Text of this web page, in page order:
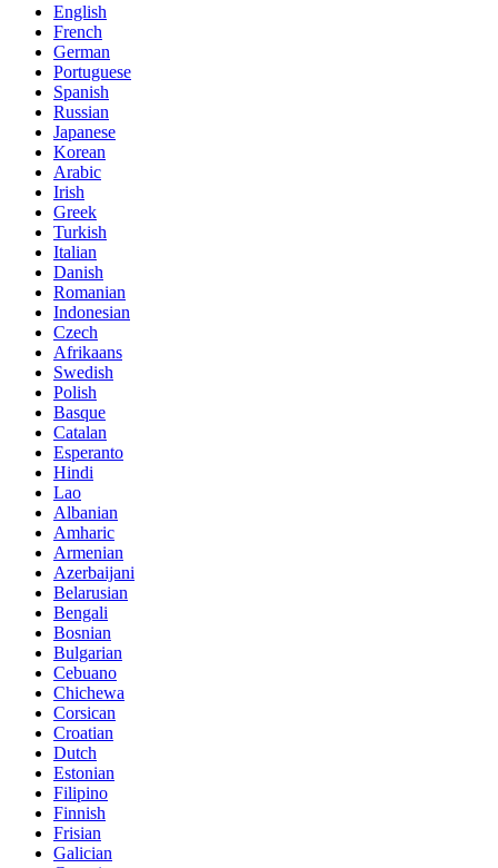
English
French
German
Portuguese
Spanish
Russian
Japanese
Korean
Arabic
Irish
Greek
Turkish
Italian
Danish
Romanian
Indonesian
Czech
Afrikaans
Swedish
Polish
Basque
Catalan
Esperanto
Hindi
Lao
Albanian
Amharic
Armenian
Azerbaijani
Belarusian
Bengali
Bosnian
Bulgarian
Cebuano
Chichewa
Corsican
Croatian
Dutch
Estonian
Filipino
Finnish
Frisian
Galician